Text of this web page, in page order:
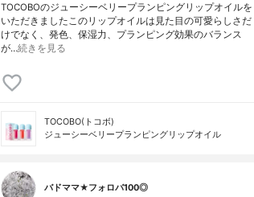
TOCOBOのジューシーベリープランピングリップオイルを
いただきましたこのリップオイルは見た目の可愛らしさだ
けでなく、発色、保湿力、プランピング効果のバランス
が…続きを見る
TOCOBO(トコボ)
ジューシーベリープランピングリップオイル
バドママ★フォロバ100◎